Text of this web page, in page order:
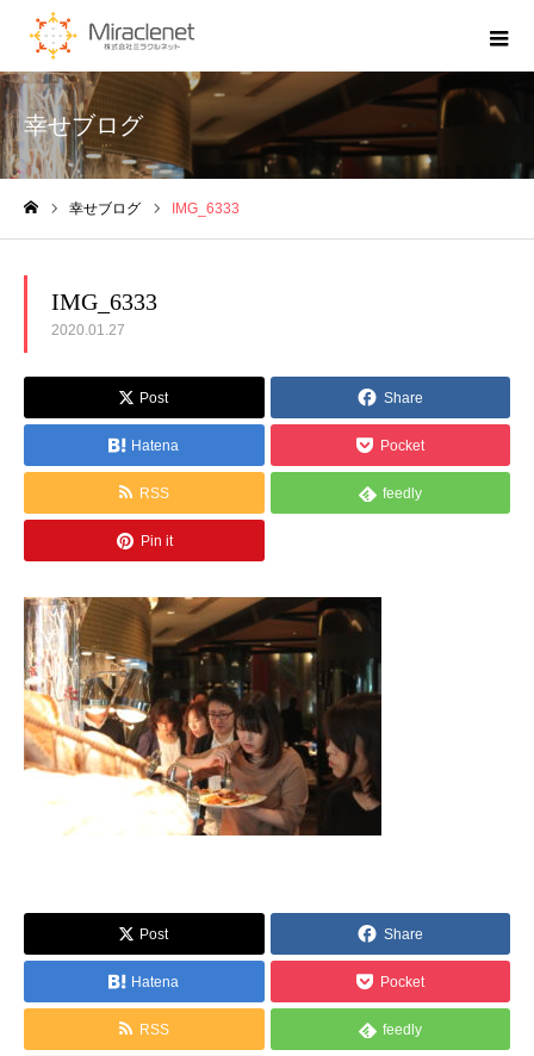
幸せブログ
幸せブログ IMG_6333
IMG_6333
2020.01.27
Post Share
Hatena Pocket
RSS feedly
Pin it
Post Share
Hatena Pocket
RSS feedly